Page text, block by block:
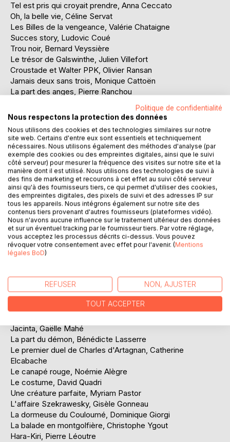
Tel est pris qui croyait prendre, Anna Ceccato
Oh, la belle vie, Céline Servat
Les Billes de la vengeance, Valérie Chataigne
Succes story, Ludovic Coué
Trou noir, Bernard Veyssière
Le trésor de Galswinthe, Julien Villefort
Croustade et Walter PPK, Olivier Ransan
Jamais deux sans trois, Monique Cattoën
La part des anges, Pierre Ranchou
La grotte aux fées, Christine Desclaux
Le vieux, Isabelle Giraudot
Salade gasconne trop salée, Christophe Malet
Nuit auscitaine pour Monsieur Hector, Luis Alfredo
La Métairie, Michelle Joly
Vénéneux, Marie Saintoin
Myocarde Eldorado, Sara Descoux
Confiteor, Arnaud Fontaine
Déraillements, Julius Nicoladec
Tout est bon dans le canard, Cécile Houel
La vigne et le melon, Marie-José Bernard
Trois fois plus de haine, Jean-Marc Sereni
Grain de sable, Béatrix de Lambertye
La centième (en hommage posthume à Charles Denner,
1926-1995), Béatrix de Lambertye
Angéline a disparu, Jean-Michel Beraudy
Mauve Allium, Virginie Goldenberg
Un nom sur un visage, Magali Malbos
L'adieu aux larmes, Philippe Yvelin
Jacinta, Gaëlle Mahé
La part du démon, Bénédicte Lasserre
Le premier duel de Charles d'Artagnan, Catherine
Elcabache
Le canapé rouge, Noémie Alègre
Le costume, David Quadri
Une créature parfaite, Myriam Pastor
L'affaire Szekrawesky, Gisèle Gonneau
La dormeuse du Couloumé, Dominique Giorgi
La balade en montgolfière, Christophe Ygout
Hara-Kiri, Pierre Léoutre
Politique de confidentialité
Nous respectons la protection des données
Nous utilisons des cookies et des technologies similaires sur notre
site web. Certains d'entre eux sont essentiels et techniquement
nécessaires. Nous utilisons également des méthodes d'analyse (par
exemple des cookies ou des empreintes digitales, ainsi que le suivi
côté serveur) pour mesurer la fréquence des visites sur notre site et la
manière dont il est utilisé. Nous utilisons des technologies de suivi à
des fins de marketing et recourons à cet effet au suivi côté serveur
ainsi qu'à des fournisseurs tiers, ce qui permet d'utiliser des cookies,
des empreintes digitales, des pixels de suivi et des adresses IP sur
tous les appareils. Nous intégrons également sur notre site des
contenus tiers provenant d'autres fournisseurs (plateformes vidéo).
Nous n'avons aucune influence sur le traitement ultérieur des données
et sur un éventuel tracking par le fournisseur tiers. Par votre réglage,
vous acceptez les processus décrits ci-dessus. Vous pouvez
révoquer votre consentement avec effet pour l'avenir. (Mentions
légales BoD)
REFUSER NON, AJUSTER
TOUT ACCEPTER